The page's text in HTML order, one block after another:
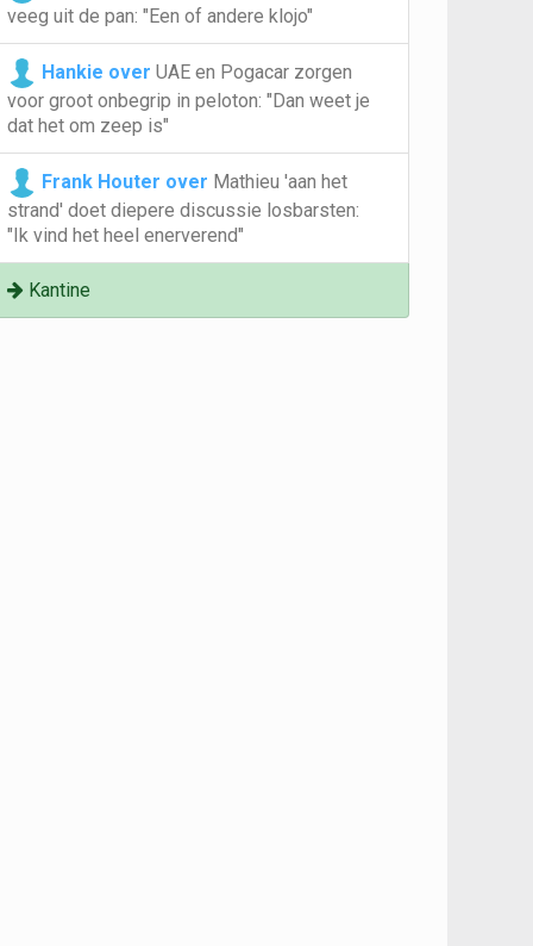
veeg uit de pan: "Een of andere klojo"
Hankie over UAE en Pogacar zorgen
voor groot onbegrip in peloton: "Dan weet je
dat het om zeep is"
Frank Houter over Mathieu 'aan het
strand' doet diepere discussie losbarsten:
"Ik vind het heel enerverend"
Kantine